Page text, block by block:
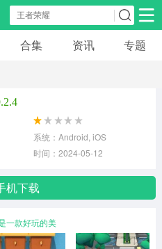
安卓游戏
合集 资讯 专题
系统：Android, iOS
时间：2024-05-12
机下载
一款好玩的美